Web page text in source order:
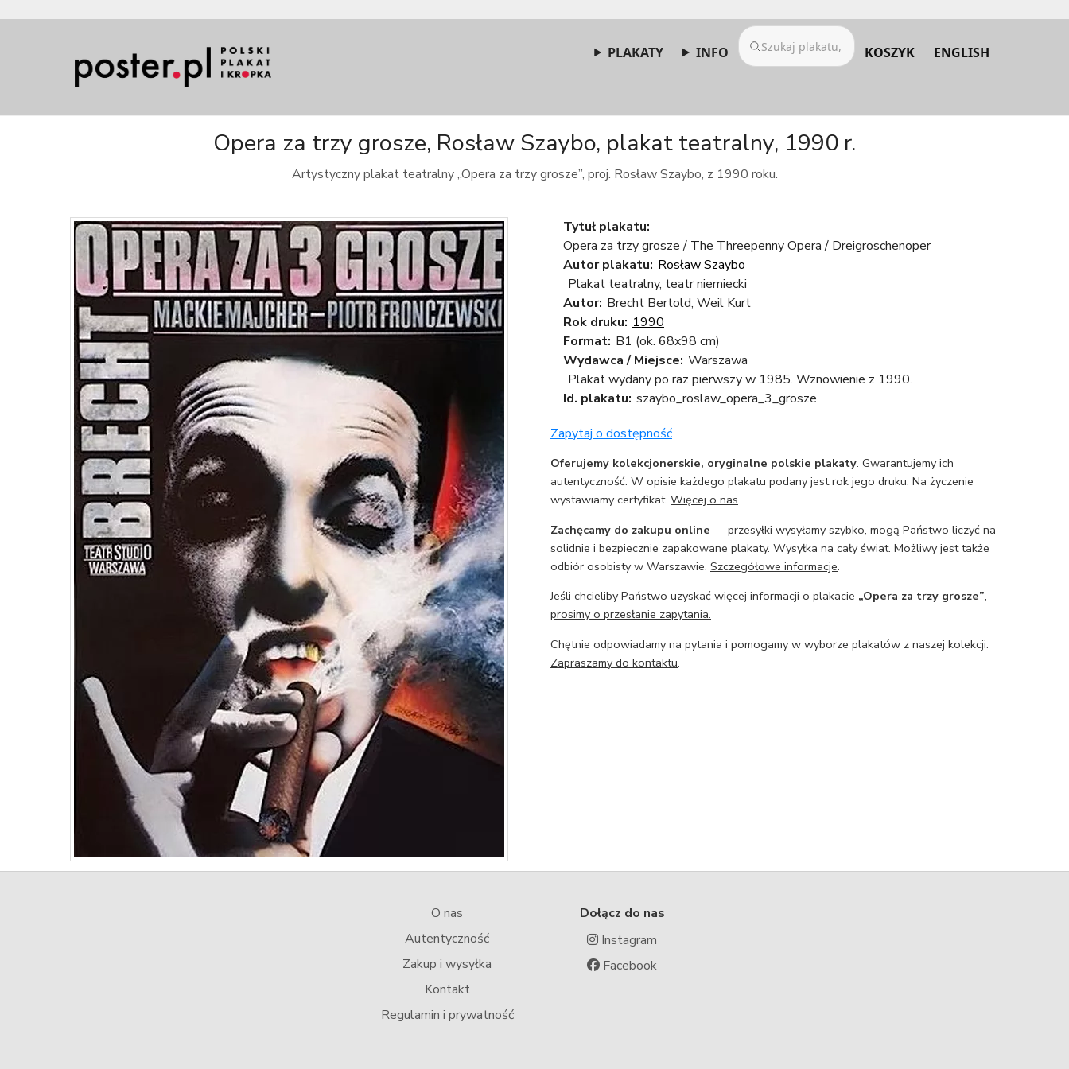
PLAKATY INFO KOSZYK ENGLISH
Opera za trzy grosze, Rosław Szaybo, plakat teatralny, 1990 r.
Artystyczny plakat teatralny „Opera za trzy grosze”, proj. Rosław Szaybo, z 1990 roku.
Tytuł plakatu:
Opera za trzy grosze / The Threepenny Opera / Dreigroschenoper
Autor plakatu: Rosław Szaybo
Plakat teatralny, teatr niemiecki
Autor: Brecht Bertold, Weil Kurt
Rok druku: 1990
Format: B1 (ok. 68x98 cm)
Wydawca / Miejsce: Warszawa
Plakat wydany po raz pierwszy w 1985. Wznowienie z 1990.
Id. plakatu: szaybo_roslaw_opera_3_grosze
Zapytaj o dostępność
Oferujemy kolekcjonerskie, oryginalne polskie plakaty. Gwarantujemy ich
autentyczność. W opisie każdego plakatu podany jest rok jego druku. Na życzenie
wystawiamy certyfikat. Więcej o nas.
Zachęcamy do zakupu online — przesyłki wysyłamy szybko, mogą Państwo liczyć na
solidnie i bezpiecznie zapakowane plakaty. Wysyłka na cały świat. Możliwy jest także
odbiór osobisty w Warszawie. Szczegółowe informacje.
Jeśli chcieliby Państwo uzyskać więcej informacji o plakacie „Opera za trzy grosze”,
prosimy o przesłanie zapytania.
Chętnie odpowiadamy na pytania i pomogamy w wyborze plakatów z naszej kolekcji.
Zapraszamy do kontaktu.
O nas
Autentyczność
Zakup i wysyłka
Kontakt
Regulamin i prywatność
Dołącz do nas
Instagram
Facebook